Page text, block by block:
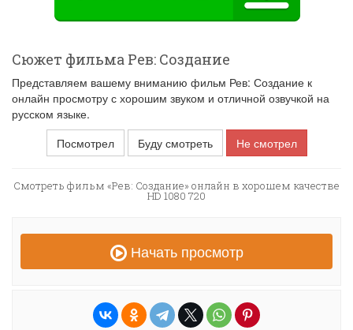
Сюжет фильма Рев: Создание
Представляем вашему вниманию фильм Рев: Создание к
онлайн просмотру с хорошим звуком и отличной озвучкой на
русском языке.
Посмотрел
Буду смотреть Не смотрел
Смотреть фильм «Рев: Создание» онлайн в хорошем качестве
HD 1080 720
Начать просмотр